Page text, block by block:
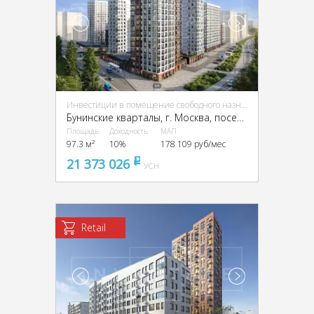
Инвестиции в помещение свободного назначения (ПСН)
Бунинские кварталы, г. Москва, поселение Сосенское
Площадь
97.3 м²
Доходность
10%
МАП
178 109 руб/мес
21 373 026 pуб
УСН
Retail